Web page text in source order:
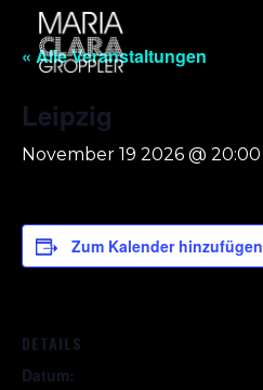
« Alle Veranstaltungen
Leipzig
November 19 2026 @ 20:00
Zum Kalender hinzufügen
DETAILS
Datum: